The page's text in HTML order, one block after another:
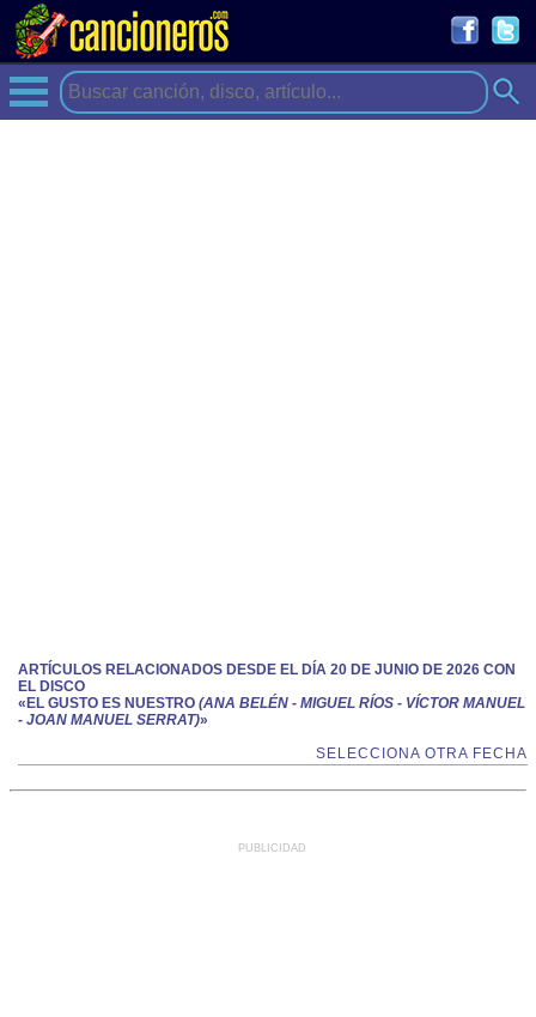
ARTÍCULOS RELACIONADOS DESDE EL DÍA 20 DE JUNIO DE 2026 CON
EL DISCO
«EL GUSTO ES NUESTRO (ANA BELÉN - MIGUEL RÍOS - VÍCTOR MANUEL
- JOAN MANUEL SERRAT)»
SELECCIONA OTRA FECHA
PUBLICIDAD